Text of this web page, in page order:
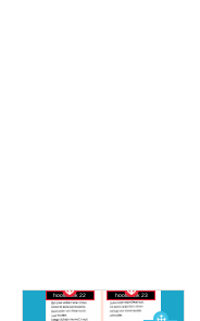
hoofdstuk 22 hoofdstuk 23